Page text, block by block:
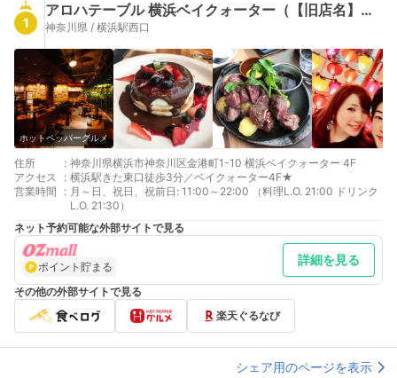
1
アロハテーブル 横浜ベイクォーター（【旧店名】アロハテーブル オーシャンブリーズ）
神奈川県 / 横浜駅西口
ホットペッパーグルメ
住所 : 神奈川県横浜市神奈川区金港町1-10 横浜ベイクォーター 4F
アクセス
: 横浜駅きた東口徒歩3分／ベイクォーター4F★
営業時間
: 月～日、祝日、祝前日: 11:00～22:00 （料理L.O. 21:00 ドリンク
L.O. 21:30）
ネット予約可能な外部サイトで見る
ポイント貯まる 詳細を見る
その他の外部サイトで見る
楽天ぐるなび
シェア用のページを表示